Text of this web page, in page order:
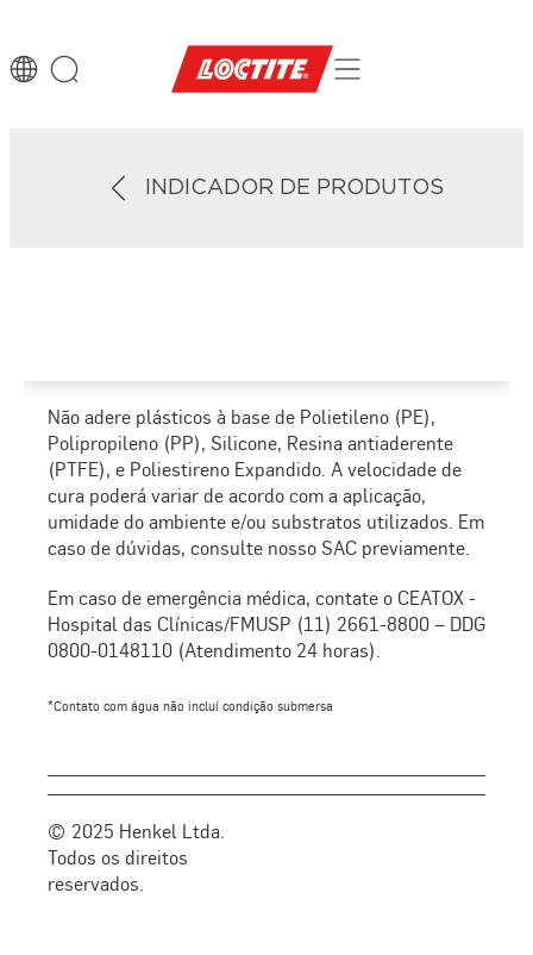
INDICADOR DE PRODUTOS